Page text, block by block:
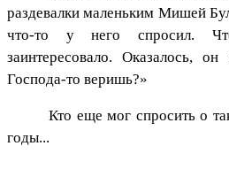
раздевалки маленьким Мишей
что-то у него спросил.
заинтересовало. Оказалось,
Господа-то веришь?»
Кто еще мог спросить о
годы...